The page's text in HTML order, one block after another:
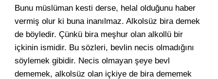
Bunu müslüman kesti derse, helal olduğunu haber
vermiş olur ki buna inanılmaz. Alkolsüz bira demek
de böyledir. Çünkü bira meşhur olan alkollü bir
içkinin ismidir. Bu sözleri, bevlin necis olmadığını
söylemek gibidir. Necis olmayan şeye bevl
dememek, alkolsüz olan içkiye de bira dememek